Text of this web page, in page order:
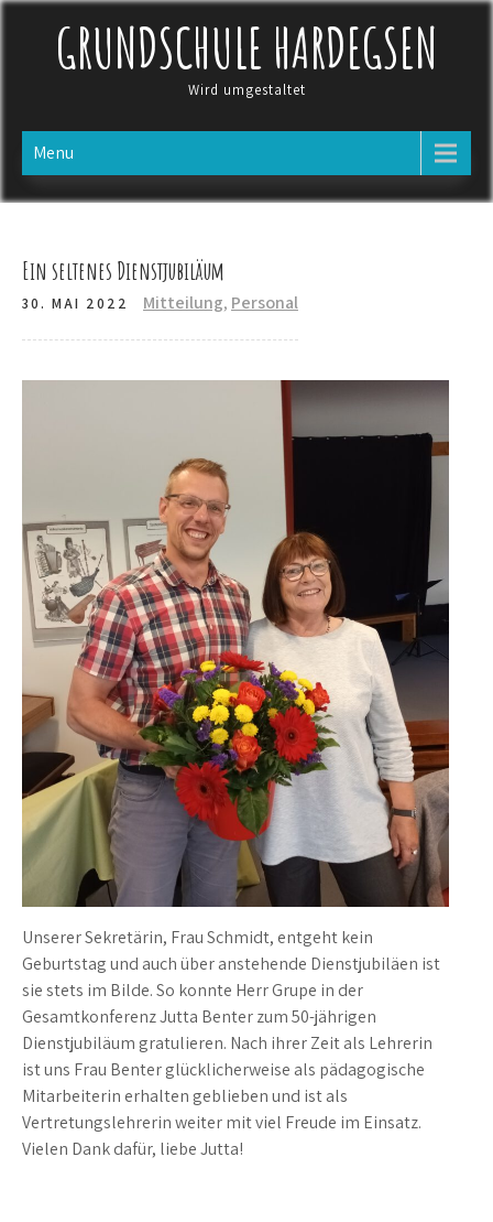
Skip
GRUNDSCHULE HARDEGSEN
Wird umgestaltet
Menu
Ein seltenes Dienstjubiläum
30. MAI 2022 Mitteilung, Personal
Unserer Sekretärin, Frau Schmidt, entgeht kein
Geburtstag und auch über anstehende Dienstjubiläen ist
sie stets im Bilde. So konnte Herr Grupe in der
Gesamtkonferenz Jutta Benter zum 50-jährigen
Dienstjubiläum gratulieren. Nach ihrer Zeit als Lehrerin
ist uns Frau Benter glücklicherweise als pädagogische
Mitarbeiterin erhalten geblieben und ist als
Vertretungslehrerin weiter mit viel Freude im Einsatz.
Vielen Dank dafür, liebe Jutta!